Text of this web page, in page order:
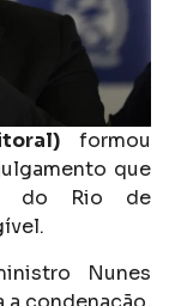
formou
que
do Rio de
Nunes